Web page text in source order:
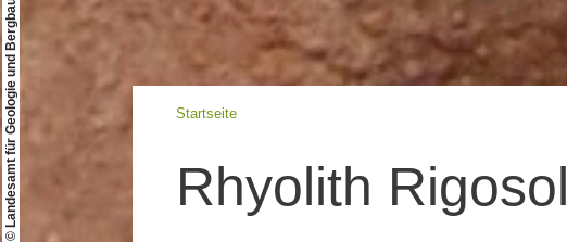
© Landesamt für Geologie und Bergbau Rheinland-Pfalz Startseite
Rhyolith Rigosol